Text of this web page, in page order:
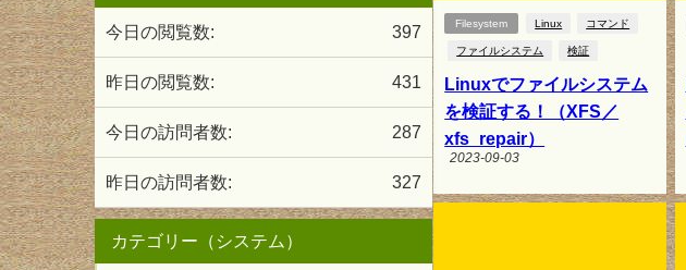
Filesystem Linux コマンド
ファイルシステム 検証
Linuxでファイルシステム
を検証する！（XFS／
xfs_repair）
2023-09-03
397
今日の閲覧数:
431
昨日の閲覧数:
287
今日の訪問者数:
327
昨日の訪問者数:
カテゴリー（システム）